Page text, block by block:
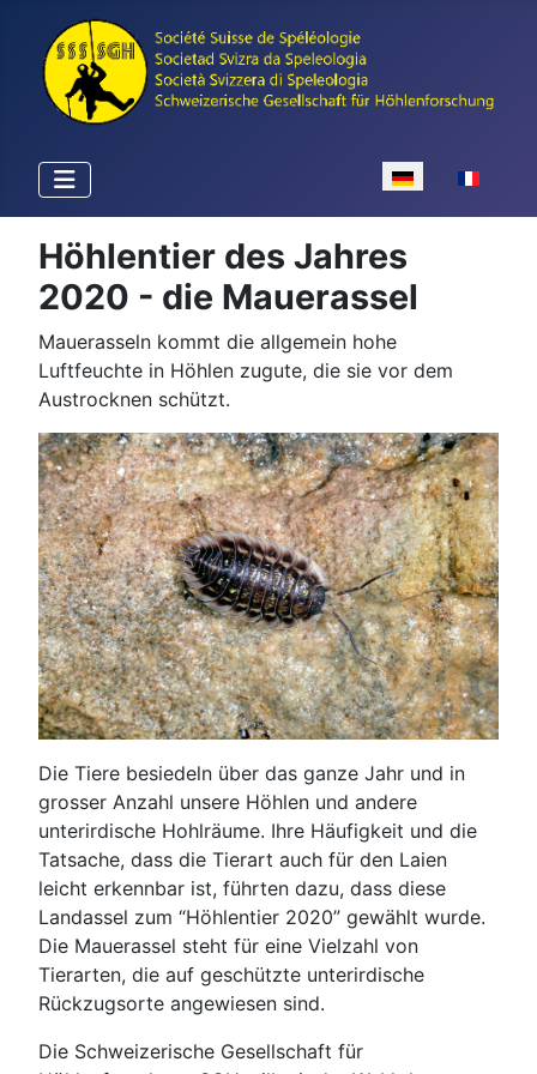
Sprache
Höhlentier des Jahres
2020 - die Mauerassel
Mauerasseln kommt die allgemein hohe
Luftfeuchte in Höhlen zugute, die sie vor dem
Austrocknen schützt.
Die Tiere besiedeln über das ganze Jahr und in
grosser Anzahl unsere Höhlen und andere
unterirdische Hohlräume. Ihre Häufigkeit und die
Tatsache, dass die Tierart auch für den Laien
leicht erkennbar ist, führten dazu, dass diese
Landassel zum “Höhlentier 2020” gewählt wurde.
Die Mauerassel steht für eine Vielzahl von
Tierarten, die auf geschützte unterirdische
Rückzugsorte angewiesen sind.
Die Schweizerische Gesellschaft für